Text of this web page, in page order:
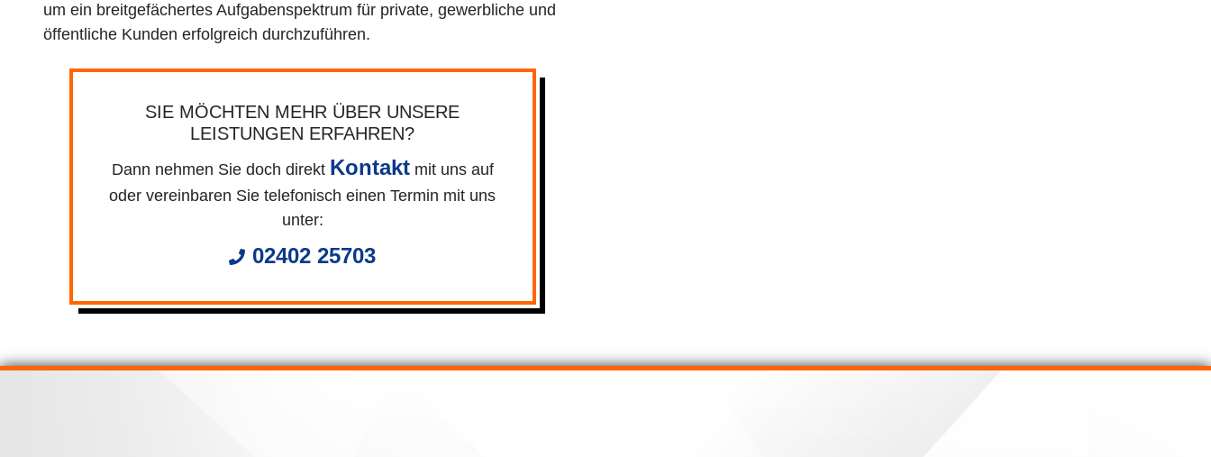
um ein breitgefächertes Aufgabenspektrum für private, gewerbliche und
öffentliche Kunden erfolgreich durchzuführen.
SIE MÖCHTEN MEHR ÜBER UNSERE
LEISTUNGEN ERFAHREN?
Dann nehmen Sie doch direkt Kontaktmit uns auf
oder vereinbaren Sie telefonisch einen Termin mit uns
unter:
02402 25703